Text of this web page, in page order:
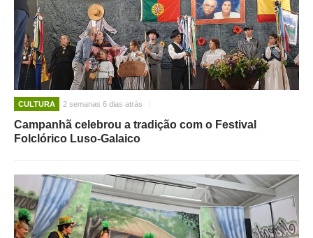
CEMITÉRIO
RECENSEAMENTO ELEITORAL
ATESTADOS
VENDA AMBULANTE
EMPREGO (GIP)
O GABINETE
OFERTAS DE EMPREGO
CONTACTO E HORÁRIO GIP
CONTACTOS
CULTURA 2 semanas 6 dias atrás
Campanhã celebrou a tradição com o Festival
Folclórico Luso-Galaico